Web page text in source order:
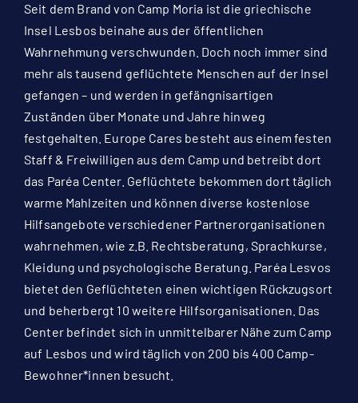
Seit dem Brand von Camp Moria ist die griechische
Insel Lesbos beinahe aus der öffentlichen
Wahrnehmung verschwunden. Doch noch immer sind
mehr als tausend geflüchtete Menschen auf der Insel
gefangen – und werden in gefängnisartigen
Zuständen über Monate und Jahre hinweg
festgehalten. Europe Cares besteht aus einem festen
Staff & Freiwilligen aus dem Camp und betreibt dort
das Paréa Center. Geflüchtete bekommen dort täglich
warme Mahlzeiten und können diverse kostenlose
Hilfsangebote verschiedener Partnerorganisationen
wahrnehmen, wie z.B. Rechtsberatung, Sprachkurse,
Kleidung und psychologische Beratung. Paréa Lesvos
bietet den Geflüchteten einen wichtigen Rückzugsort
und beherbergt 10 weitere Hilfsorganisationen. Das
Center befindet sich in unmittelbarer Nähe zum Camp
auf Lesbos und wird täglich von 200 bis 400 Camp-
Bewohner*innen besucht.